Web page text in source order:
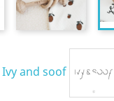
Ivy and soof